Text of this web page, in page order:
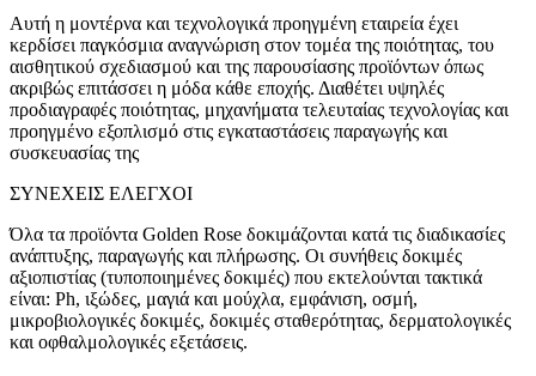
Αυτή η μοντέρνα και τεχνολογικά προηγμένη εταιρεία έχει
κερδίσει παγκόσμια αναγνώριση στον τομέα της ποιότητας, του
αισθητικού σχεδιασμού και της παρουσίασης προϊόντων όπως
ακριβώς επιτάσσει η μόδα κάθε εποχής. Διαθέτει υψηλές
προδιαγραφές ποιότητας, μηχανήματα τελευταίας τεχνολογίας και
προηγμένο εξοπλισμό στις εγκαταστάσεις παραγωγής και
συσκευασίας της
ΣΥΝΕΧΕΙΣ ΕΛΕΓΧΟΙ
Όλα τα προϊόντα Golden Rose δοκιμάζονται κατά τις διαδικασίες
ανάπτυξης, παραγωγής και πλήρωσης. Οι συνήθεις δοκιμές
αξιοπιστίας (τυποποιημένες δοκιμές) που εκτελούνται τακτικά
είναι: Ph, ιξώδες, μαγιά και μούχλα, εμφάνιση, οσμή,
μικροβιολογικές δοκιμές, δοκιμές σταθερότητας, δερματολογικές
και οφθαλμολογικές εξετάσεις.